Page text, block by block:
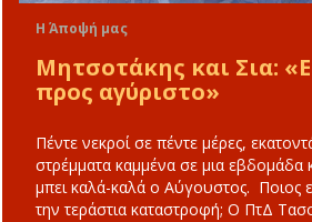
Η Άποψή μας
Μητσοτάκης και Σια:
προς αγύριστο»
Πέντε νεκροί σε πέντε μέρες,
στρέμματα καμμένα σε μια εβδομάδα
μπει καλά-καλά ο Αύγουστος. Ποιος
την τεράστια καταστροφή; Ο ΠτΔ